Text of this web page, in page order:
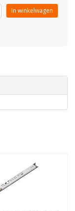
In winkelwagen